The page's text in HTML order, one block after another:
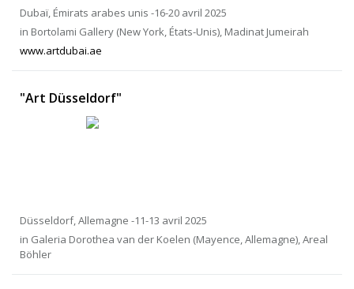
Dubaï, Émirats arabes unis -16-20 avril 2025
in Bortolami Gallery (New York, États-Unis), Madinat Jumeirah
www.artdubai.ae
"Art Düsseldorf"
Düsseldorf, Allemagne -11-13 avril 2025
in Galeria Dorothea van der Koelen (Mayence, Allemagne), Areal
Böhler